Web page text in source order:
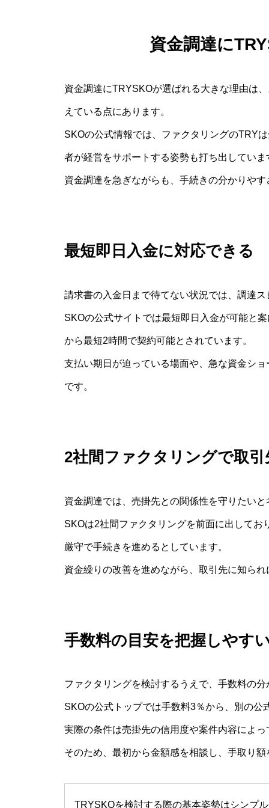
資金調達に
資金調達にTRYSKOが選ばれる大きな理由は
えている点にあります。
SKOの公式情報では、ファクタリングのTRY
者が経営をサポートする姿勢も打ち出していま
資金調達を急ぎながらも、手続きの分かりや
最短即日入金に対応できる
請求書の入金日まで待てない状況では、調達
SKOの公式サイトでは最短即日入金が可能と
から最短2時間で契約可能とされています。
支払い期日が迫っている場面や、急な資金シ
です。
2社間ファクタリングで取
資金調達では、売掛先との関係性を守りたい
SKOは2社間ファクタリングを前面に出して
厳守で手続きを進めるとしています。
資金繰りの改善を進めながら、取引先に知ら
手数料の目安を把握しやす
ファクタリングを検討するうえで、手数料の
SKOの公式トップでは手数料3％から、別の
実際の条件は売掛先の信用度や案件内容によ
そのため、最初から金額感を相談し、手取り
TRYSKOを検討する際の基本姿勢はシンプ